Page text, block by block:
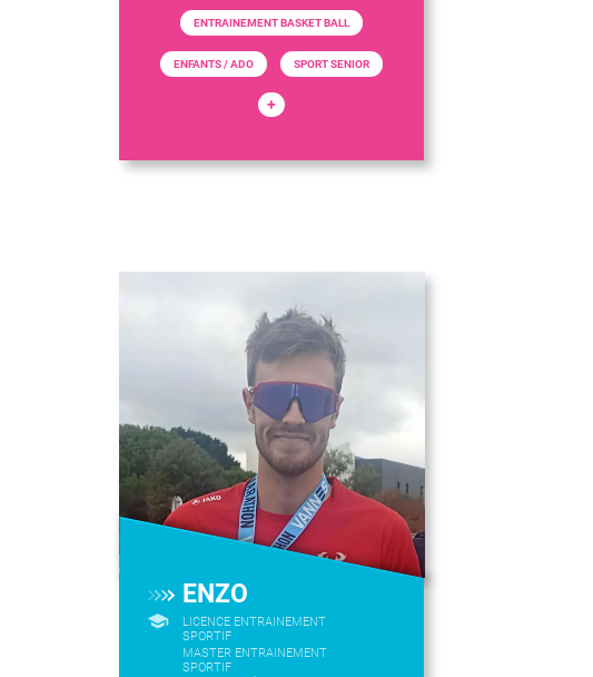
ENTRAINEMENT BASKET BALL
ENFANTS / ADO SPORT SENIOR
+
ENZO
LICENCE ENTRAINEMENT
SPORTIF
MASTER ENTRAINEMENT
SPORTIF